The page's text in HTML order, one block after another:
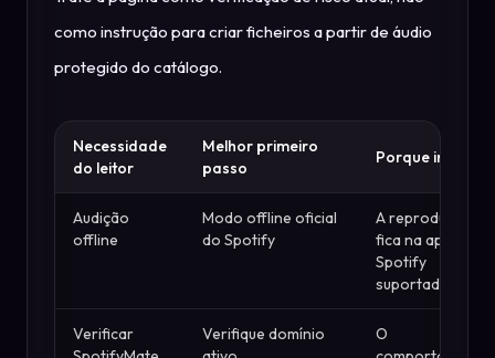
como instrução para criar ficheiros a partir de áudio
protegido do catálogo.
Necessidade
do leitor
Melhor primeiro
passo
Porque importa
Audição
offline
Modo offline oficial
do Spotify
A reprodução
fica na app
Spotify
suportada
Verificar
Verifique domínio
O